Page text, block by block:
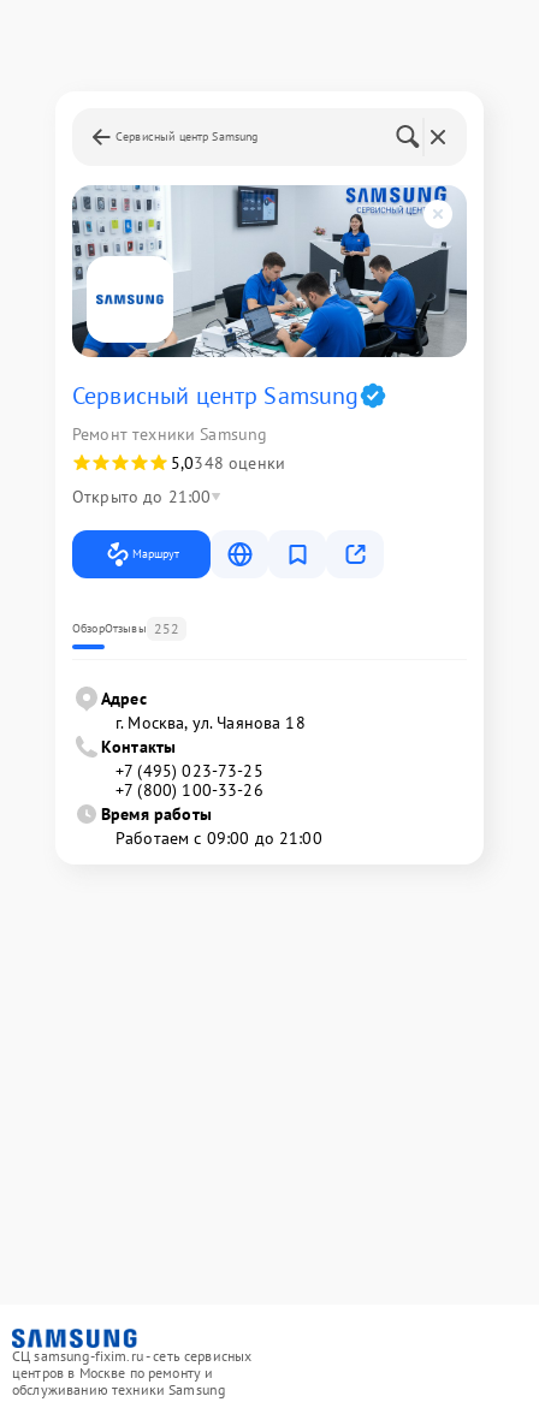
Сервисный центр Samsung
Сервисный центр Samsung
Ремонт техники Samsung
5,0348 оценки
Открыто до 21:00
Маршрут
ОбзорОтзывы 252
Адрес
г. Москва, ул. Чаянова 18
Контакты
+7 (495) 023-73-25
+7 (800) 100-33-26
Время работы
Работаем с 09:00 до 21:00
СЦ samsung-fixim.ru - сеть сервисных
центров в Москве по ремонту и
обслуживанию техники Samsung